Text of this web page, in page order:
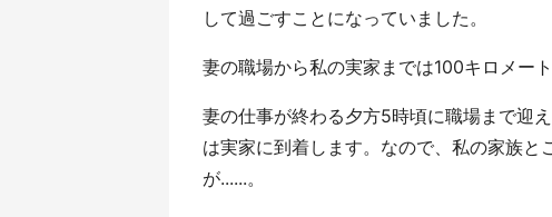
して過ごすことになっていました。
妻の職場から私の実家までは100キロメー
妻の仕事が終わる夕方5時頃に職場まで迎
は実家に到着します。なので、私の家族
が......。